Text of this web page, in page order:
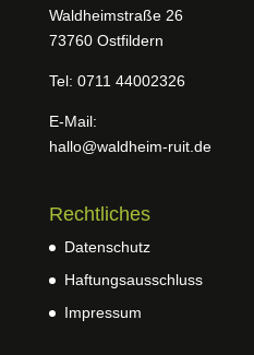
Waldheimstraße 26
73760 Ostfildern
Tel: 0711 44002326
E-Mail:
hallo@waldheim-ruit.de
Rechtliches
Datenschutz
Haftungsausschluss
Impressum